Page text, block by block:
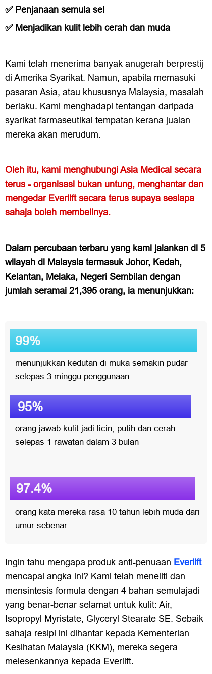
✅ Penjanaan semula sel
✅ Menjadikan kulit lebih cerah dan muda
Kami telah menerima banyak anugerah berprestij
di Amerika Syarikat. Namun, apabila memasuki
pasaran Asia, atau khususnya Malaysia, masalah
berlaku. Kami menghadapi tentangan daripada
syarikat farmaseutikal tempatan kerana jualan
mereka akan merudum.
Oleh itu, kami menghubungi Asia Medical secara
terus - organisasi bukan untung, menghantar dan
mengedar Everlift secara terus supaya sesiapa
sahaja boleh membelinya.
Dalam percubaan terbaru yang kami jalankan di 5
wilayah di Malaysia termasuk Johor, Kedah,
Kelantan, Melaka, Negeri Sembilan dengan
jumlah seramai 21,395 orang, ia menunjukkan:
99%
95%
97.4%
menunjukkan kedutan di muka semakin pudar
selepas 3 minggu penggunaan
orang jawab kulit jadi licin, putih dan cerah
selepas 1 rawatan dalam 3 bulan
orang kata mereka rasa 10 tahun lebih muda dari
umur sebenar
Ingin tahu mengapa produk anti-penuaan Everlift
mencapai angka ini? Kami telah meneliti dan
mensintesis formula dengan 4 bahan semulajadi
yang benar-benar selamat untuk kulit: Air,
Isopropyl Myristate, Glyceryl Stearate SE. Sebaik
sahaja resipi ini dihantar kepada Kementerian
Kesihatan Malaysia (KKM), mereka segera
melesenkannya kepada Everlift.